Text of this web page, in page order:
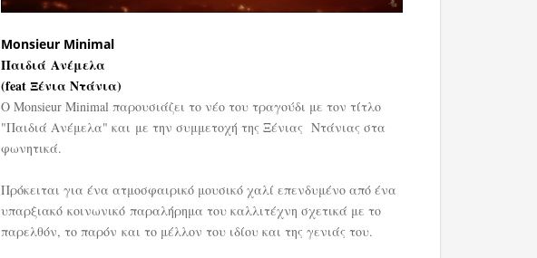
Μonsieur Minimal
Παιδιά Ανέμελα
(feat Ξένια Ντάνια)
Ο Monsieur Minimal παρουσιάζει το νέο του τραγούδι με τον τίτλο
"Παιδιά Ανέμελα" και με την συμμετοχή της Ξένιας Ντάνιας στα
φωνητικά.
Πρόκειται για ένα ατμοσφαιρικό μουσικό χαλί επενδυμένο από ένα
υπαρξιακό κοινωνικό παραλήρημα του καλλιτέχνη σχετικά με το
παρελθόν, το παρόν και το μέλλον του ιδίου και της γενιάς του.